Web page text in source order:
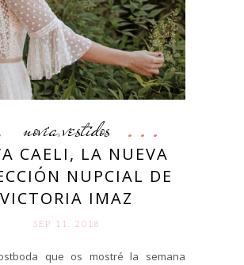
novia,vestidos
CAELI, LA NUEVA
NUPCIAL DE
VICTORIA IMAZ
SEP 11. 2018
que os mostré la semana